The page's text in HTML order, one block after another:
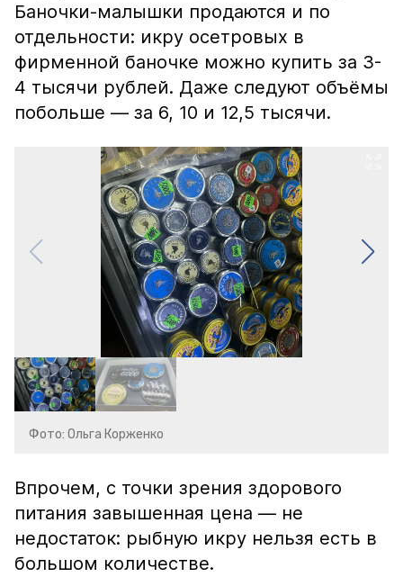
Баночки-малышки продаются и по
отдельности: икру осетровых в
фирменной баночке можно купить за 3-
4 тысячи рублей. Даже следуют объёмы
побольше — за 6, 10 и 12,5 тысячи.
Фото: Ольга Корженко
Впрочем, с точки зрения здорового
питания завышенная цена — не
недостаток: рыбную икру нельзя есть в
большом количестве.